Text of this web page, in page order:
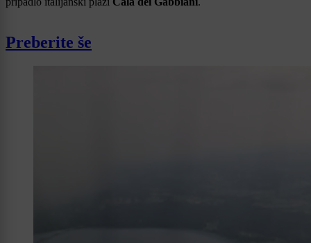
Preberite še